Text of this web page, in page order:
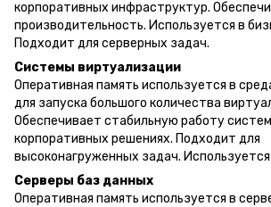
корпоративных инфраструктур.
производительность. Используется в
Подходит для серверных задач.
Системы виртуализации
Оперативная память используется в
для запуска большого количества
Обеспечивает стабильную работу
корпоративных решениях. Подходит для
высоконагруженных задач.
Серверы баз данных
Оперативная память используется в